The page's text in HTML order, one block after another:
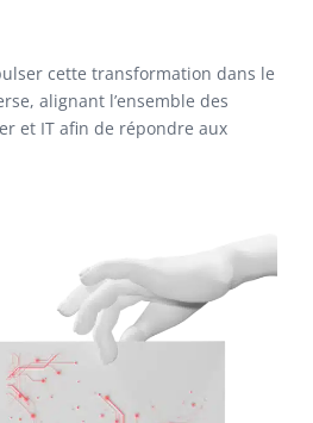
cette transformation dans le
alignant l’ensemble des
et IT afin de répondre aux